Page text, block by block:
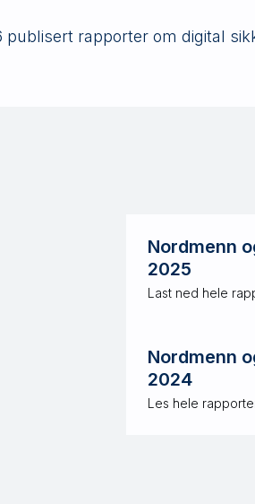
publisert rapporter om digital
Nordmenn
2025
Last ned hele
Nordmenn
2024
Les hele